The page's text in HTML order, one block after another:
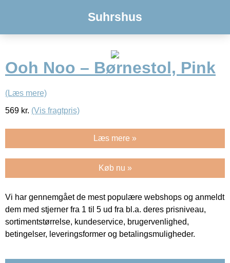
Suhrshus
Ooh Noo – Børnestol, Pink
(Læs mere)
569 kr. (Vis fragtpris)
Læs mere »
Køb nu »
Vi har gennemgået de mest populære webshops og anmeldt
dem med stjerner fra 1 til 5 ud fra bl.a. deres prisniveau,
sortimentstørrelse, kundeservice, brugervenlighed,
betingelser, leveringsformer og betalingsmuligheder.